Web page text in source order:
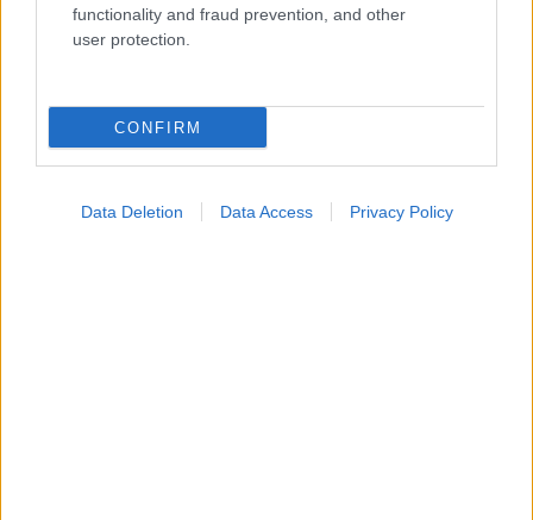
functionality and fraud prevention, and other
user protection.
CONFIRM
Data Deletion Data Access Privacy Policy